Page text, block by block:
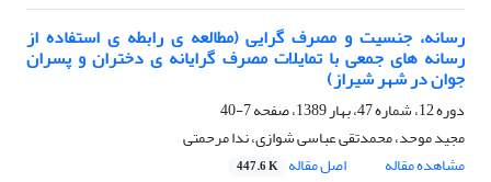
رسانه، جنسیت و مصرف گرایی (مطالعه ی رابطه ی استفاده از
رسانه های جمعی با تمایلات مصرف گرایانه ی دختران و پسران
جوان در شهر شیراز)
دوره 12، شماره 47، بهار 1389، صفحه
7-40
مجید موحد، محمدتقی عباسی شوازی، ندا مرحمتی
مشاهده مقاله
اصل مقاله 447.6 K